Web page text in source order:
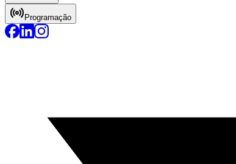
Programação